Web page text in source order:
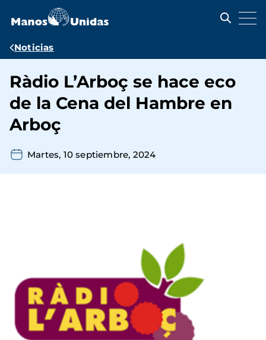
contenido
Ruta
navegación
Noticias
Ràdio L’Arboç se hace eco
de la Cena del Hambre en
Arboç
Martes, 10 septiembre, 2024